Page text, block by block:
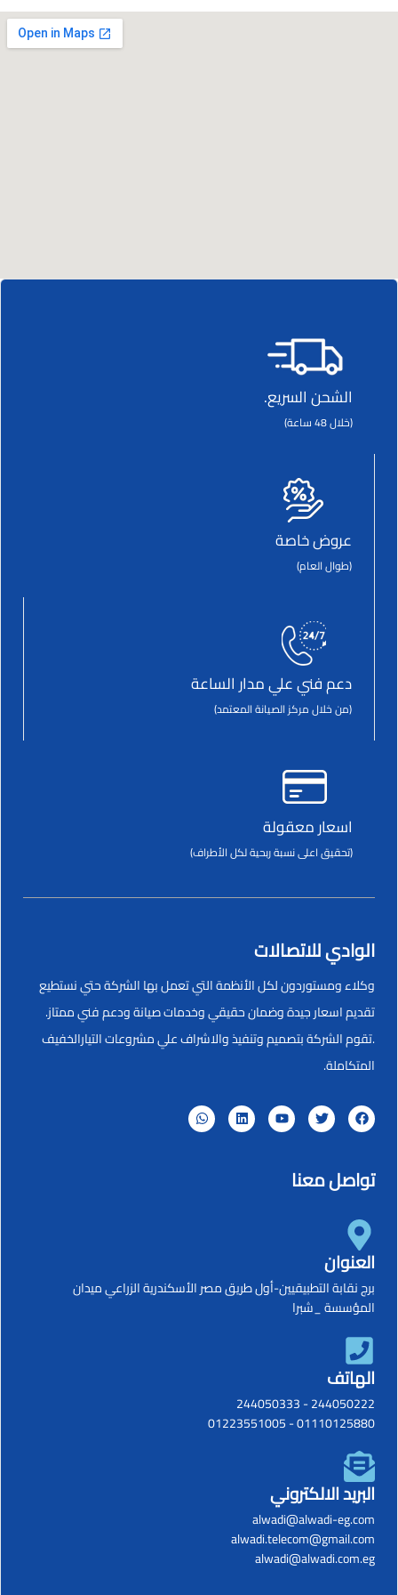
الشحن السريع.
(خلال 48 ساعة)
عروض خاصة
(طوال العام)
دعم فني علي مدار الساعة
(من خلال مركز الصيانة المعتمد)
اسعار معقولة
(تحقيق اعلى نسبة ربحية لكل الأطراف)
الوادي للاتصالات
وكلاء ومستوردون لكل الأنظمة التي تعمل بها الشركة حتي نستطيع
تقديم اسعار جيدة وضمان حقيقي وخدمات صيانة ودعم فني ممتاز.
.تقوم الشركة بتصميم وتنفيذ والاشراف علي مشروعات التيارالخفيف
المتكاملة.
تواصل معنا
العنوان
برج نقابة التطبيقيين-أول طريق مصر الأسكندرية الزراعي ميدان
المؤسسة _شبرا
الهاتف
244050222
-
244050333
01110125880
-
01223551005
البريد الالكتروني
alwadi@alwadi-eg.com
alwadi.telecom@gmail.com
alwadi@alwadi.com.eg